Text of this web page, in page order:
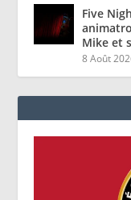
Five
Mike et
8 Août